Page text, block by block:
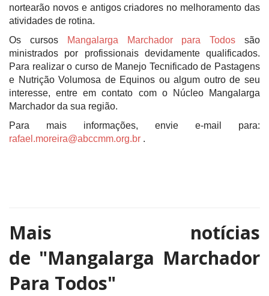
nortearão novos e antigos criadores no melhoramento das
atividades de rotina.
Os cursos
Mangalarga Marchador para Todos são
ministrados por profissionais devidamente qualificados.
Para realizar o curso de Manejo Tecnificado de Pastagens
e Nutrição Volumosa de Equinos ou algum outro de seu
interesse, entre em contato com o Núcleo Mangalarga
Marchador da sua região.
Para mais informações, envie e-mail para:
rafael.moreira@abccmm.org.br .
Mais notícias
de "Mangalarga Marchador
Para Todos"